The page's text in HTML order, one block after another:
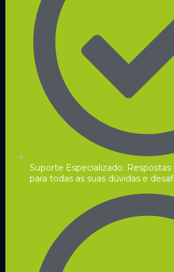
Suporte Especializado: Respostas
para todas as suas dúvidas e